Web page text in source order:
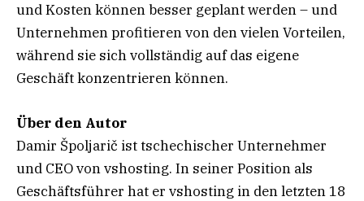
und Kosten können besser geplant werden – und
Unternehmen profitieren von den vielen Vorteilen,
während sie sich vollständig auf das eigene
Geschäft konzentrieren können.
Über den Autor
Damir Špoljarič ist tschechischer Unternehmer
und CEO vonvshosting. In seiner Position als
Geschäftsführer hat er vshosting in den letzten 18